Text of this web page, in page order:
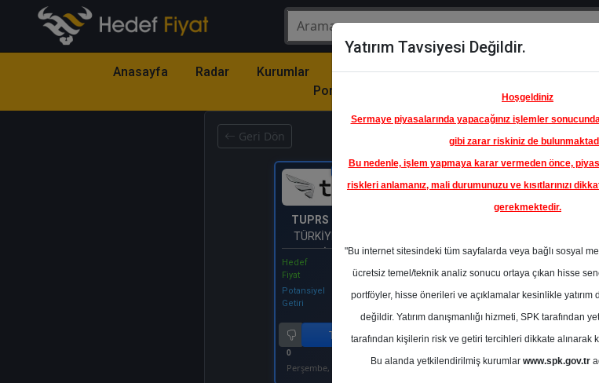
Anasayfa Radar Kurumlar
Model
Portföy
Hisse
Öne
Çıkanlar
Raporlar
Geri Dön
TUPRS
TÜRKİYE PETROL
RAFİNERİLERİ
Hedef
Fiyat
Potansiyel
Getiri
%0.00
0
Tut
Perşembe, 07 Mayıs 2026
Yatırım Tavsiyesi Değildir.
Hoşgeldiniz
Sermaye piyasalarında yapacağınız işlemler
gibi zarar riskiniz de
Bu nedenle, işlem yapmaya karar vermeden önce,
riskleri anlamanız, mali durumunuzu ve kısıtlarınızı
gerekmektedir.
"Bu internet sitesindeki tüm sayfalarda veya bağlı sosyal
ücretsiz temel/teknik analiz sonucu ortaya çıkan hisse
portföyler, hisse önerileri ve açıklamalar kesinlikle yatırım
değildir. Yatırım danışmanlığı hizmeti, SPK tarafından
tarafından kişilerin risk ve getiri tercihleri dikkate alınarak
Bu alanda yetkilendirilmiş kurumlar www.spk.gov.tr